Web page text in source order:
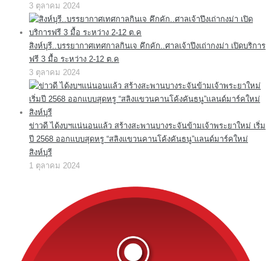
3 ตุลาคม 2024
สิงห์บุรี..บรรยากาศเทศกาลกินเจ คึกคัก..ศาลเจ้าปึงเถ่ากงม่า เปิดบริการ
ฟรี 3 มื้อ ระหว่าง 2-12 ต.ค
3 ตุลาคม 2024
ข่าวดี ได้งบฯแน่นอนแล้ว สร้างสะพานบางระจันข้ามเจ้าพระยาใหม่ เริ่ม
ปี 2568 ออกแบบสุดหรู “สลิงแขวนคานโค้งคันธนู”แลนด์มาร์คใหม่
สิงห์บุรี
1 ตุลาคม 2024